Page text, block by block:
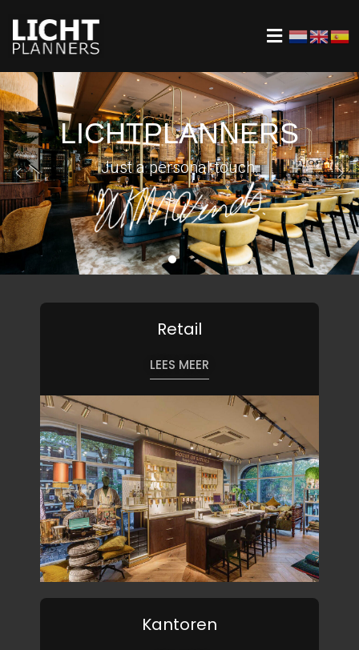
LICHTPLANNERS
Just a personal touch.
Retail
LEES MEER
Kantoren